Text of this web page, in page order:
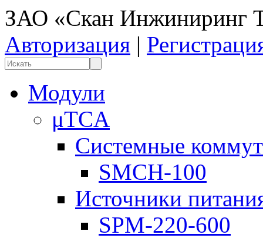
ЗАО «Скан Инжиниринг
Авторизация |
Модули
μTCA
Системные
SMCH-100
Источники
SPM-220-600